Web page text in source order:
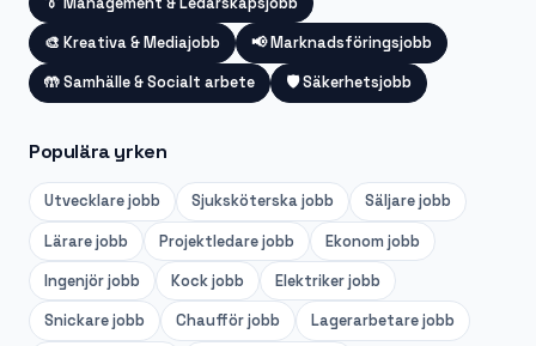
🎨 Kreativa & Mediajobb 📢Marknadsföringsjobb
🤲Samhälle & Socialt arbete 🛡️Säkerhetsjobb
Populära yrken
Utvecklarejobb Sjuksköterskajobb Säljarejobb
Lärarejobb Projektledarejobb Ekonom jobb
Ingenjörjobb Kockjobb Elektrikerjobb
Snickarejobb Chaufförjobb Lagerarbetarejobb